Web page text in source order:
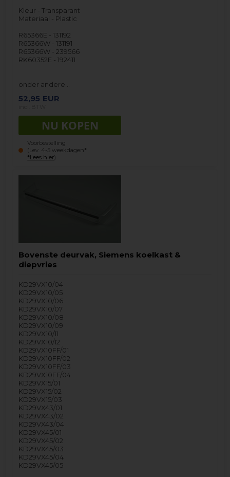
Kleur - Transparant
Materiaal - Plastic
R65366E - 131192
R65366W - 131191
R65366W - 239566
RK60352E - 192411
onder andere…
52,95 EUR
Voorbestelling
(Lev. 4-5 weekdagen*
*Lees hier)
Bovenste deurvak, Siemens koelkast &
diepvries
KD29VX10/04
KD29VX10/05
KD29VX10/06
KD29VX10/07
KD29VX10/08
KD29VX10/09
KD29VX10/11
KD29VX10/12
KD29VX10FF/01
KD29VX10FF/02
KD29VX10FF/03
KD29VX10FF/04
KD29VX15/01
KD29VX15/02
KD29VX15/03
KD29VX43/01
KD29VX43/02
KD29VX43/04
KD29VX45/01
KD29VX45/02
KD29VX45/03
KD29VX45/04
KD29VX45/05